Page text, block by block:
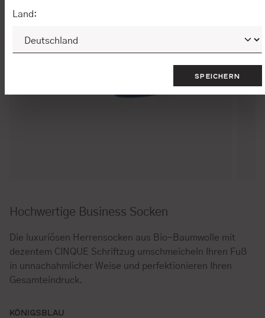
Hochwertige Business Socken
Die luxuriösen Herrensocken aus Bio-Baumwolle mit
dezentem CINQUE Schriftzug umschmeicheln Ihren Fuß
in unnachahmlicher Weise und perfektionieren Ihren
Gesamteindruck.
KÖNIGSBLAU
Land:
SPEICHERN